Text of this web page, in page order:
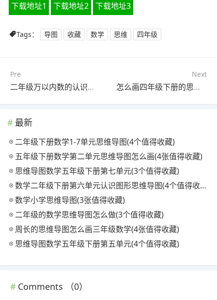
下载地址1 下载地址2 下载地址3
Tags： 导图 收藏 数学 思维 四年级
Pre
二年级万以内数的认识思维导图(3张精选版)
Next
怎么画四年级下册的思维导图(5张值得收藏)
最新
二年级下册数学1-7单元思维导图(4个值得收藏)
五年级下册数学第二单元思维导图怎么画(4张值得收藏)
思维导图数学五年级下册第七单元(3个值得收藏)
数学二年级下册第六单元认识图形思维导图(4个值得收藏)
数学小学思维导图(3张值得收藏)
二年级的数学思维导图怎么做(3个值得收藏)
周长的思维导图怎么画三年级数学(4张值得收藏)
思维导图数学五年级下册第五单元(4个值得收藏)
Comments （0）